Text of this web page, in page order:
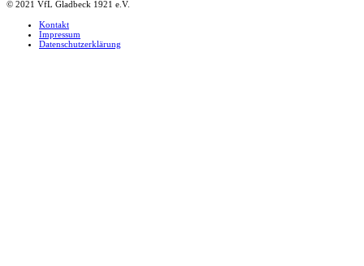
© 2021 VfL Gladbeck 1921 e.V.
Kontakt
Impressum
Datenschutzerklärung